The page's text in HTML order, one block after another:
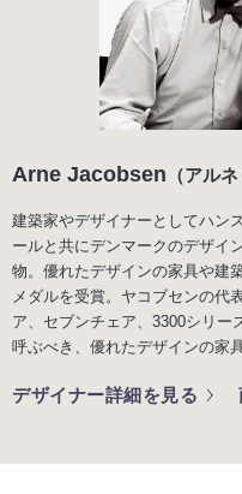
Arne Jacobsen （アル
建築家やデザイナーとしてハン
ールと共にデンマークのデザイ
物。優れたデザインの家具や建
メダルを受賞。ヤコブセンの代
ア、セブンチェア、3300シリー
呼ぶべき、優れたデザインの家
デザイナー詳細を見る